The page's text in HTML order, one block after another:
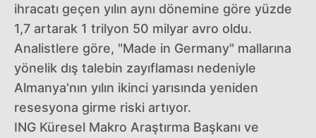
ihracatı geçen yılın aynı dönemine göre yüzde
1,7 artarak 1 trilyon 50 milyar avro oldu.
Analistlere göre, "Made in Germany" mallarına
yönelik dış talebin zayıflaması nedeniyle
Almanya'nın yılın ikinci yarısında yeniden
resesyona girme riski artıyor.
ING Küresel Makro Araştırma Başkanı ve